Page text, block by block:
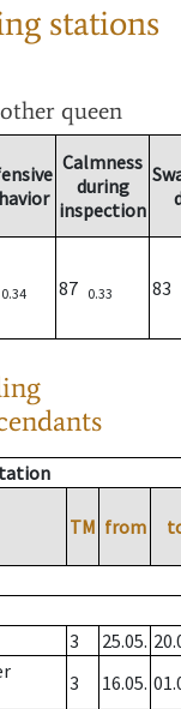
stations
queen
Calmness
during
inspection
0.34 87 0.33 83
TM from
3 25.05.
3 16.05.